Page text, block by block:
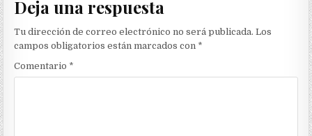
Deja una respuesta
Tu dirección de correo electrónico no será publicada. Los
campos obligatorios están marcados con *
Comentario *